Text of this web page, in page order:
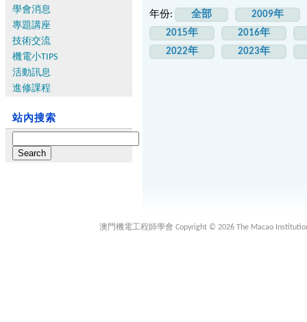
學會消息
專題講座
技術交流
機電小TIPS
活動訊息
進修課程
站內搜索
for:
年份: 全部
2009年
2015年
2016年
2022年
2023年
澳門機電工程師學會 Copyright © 2026 The Macao